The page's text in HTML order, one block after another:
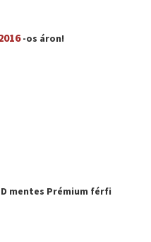
-os áron!
mentes Prémium férfi